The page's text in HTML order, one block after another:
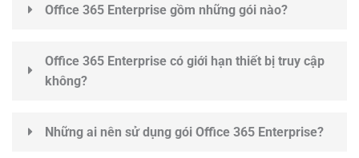
Office 365 Enterprise gồm những gói nào?
Office 365 Enterprise có giới hạn thiết bị truy cập
không?
Những ai nên sử dụng gói Office 365 Enterprise?